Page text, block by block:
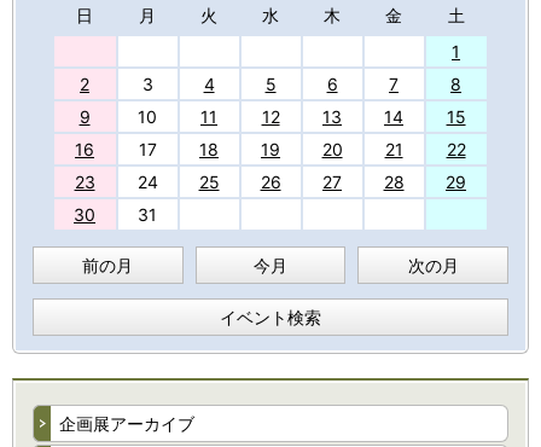
日 月 火 水 木 金
土
1
2
3 4 5 6 7
8
9
10 11 12 13 14
15
16
17 18 19 20 21
22
23
24 25 26 27 28
29
30
31
前の月 今月 次の月
イベント検索
企画展アーカイブ